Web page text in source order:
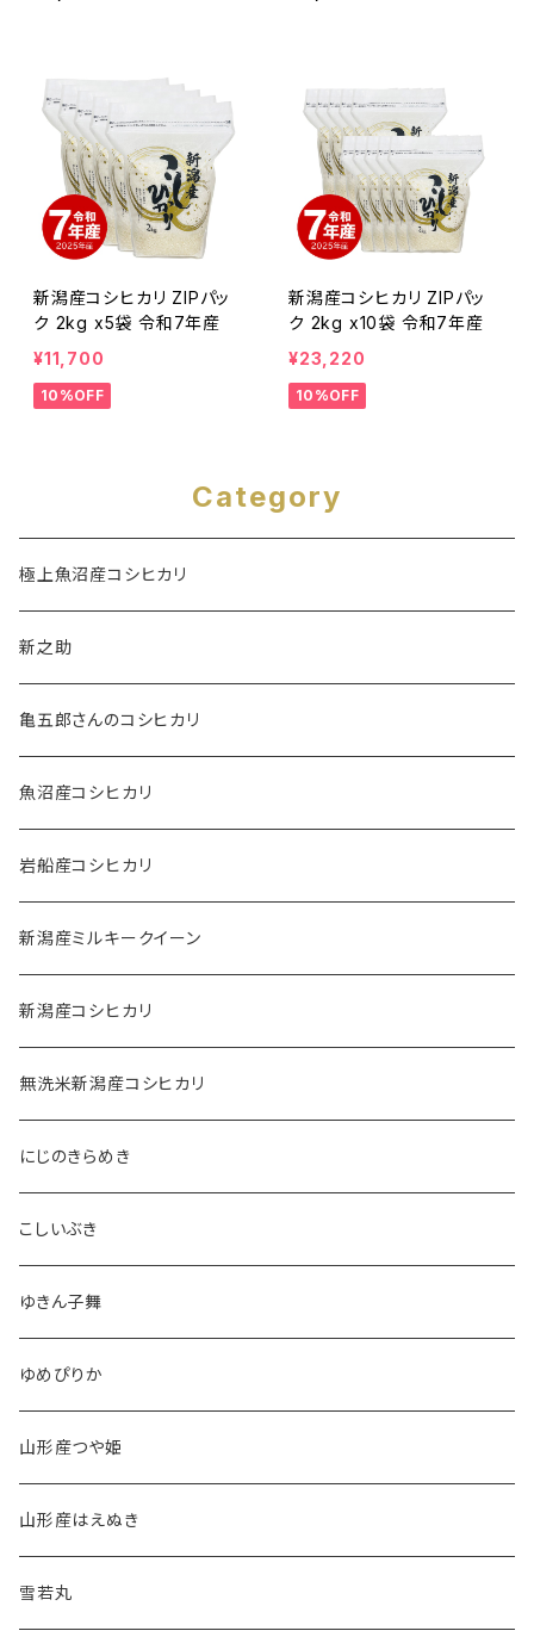
新潟産コシヒカリ ZIPパッ
ク 2kg x5袋 令和7年産
¥11,700
10%OFF
新潟産コシヒカリ ZIPパッ
ク 2kg x10袋 令和7年産
¥23,220
10%OFF
Category
極上魚沼産コシヒカリ
新之助
亀五郎さんのコシヒカリ
魚沼産コシヒカリ
岩船産コシヒカリ
新潟産ミルキークイーン
新潟産コシヒカリ
無洗米新潟産コシヒカリ
にじのきらめき
こしいぶき
ゆきん子舞
ゆめぴりか
山形産つや姫
山形産はえぬき
雪若丸